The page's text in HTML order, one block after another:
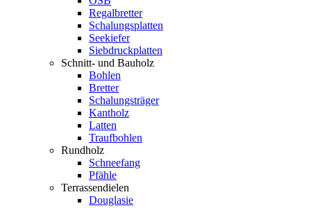
Regalbretter
Schalungsplatten
Seekiefer
Siebdruckplatten
Schnitt- und Bauholz
Bohlen
Bretter
Schalungsträger
Kantholz
Latten
Traufbohlen
Rundholz
Schneefang
Pfähle
Terrassendielen
Douglasie